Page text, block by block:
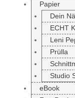
Papier
Dein
ECHT
Leni
Prülla
Studio
eBook